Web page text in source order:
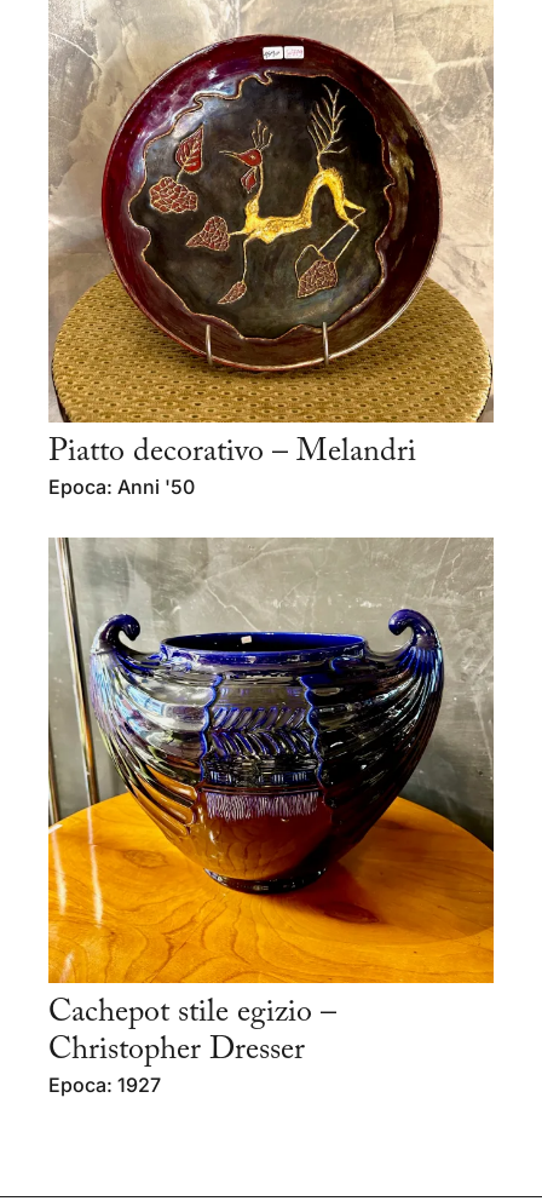
Piatto decorativo – Melandri
Epoca: Anni '50
Cachepot stile egizio –
Christopher Dresser
Epoca: 1927